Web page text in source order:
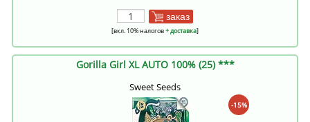
заказ
[вкл. 10% налогов+ доставка]
Gorilla Girl XL AUTO 100% (25) ***
Sweet Seeds
-15%